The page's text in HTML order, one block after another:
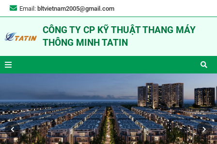
Email: bltvietnam2005@gmail.com
CÔNG TY CP KỸ THUẬT THANG MÁY
THÔNG MINH TATIN